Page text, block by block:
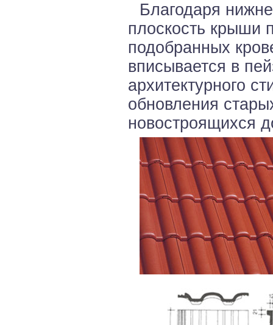
Благодаря
плоскость крыши
подобранных
вписывается в
архитектурного
обновления
новостроящихся